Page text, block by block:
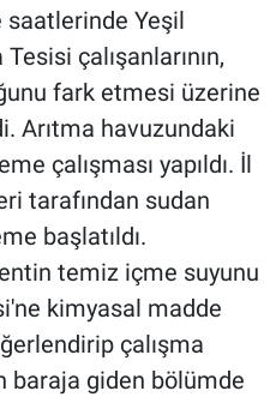
saatlerinde Yeşil
çalışanlarının,
fark etmesi üzerine
Arıtma havuzundaki
çalışması yapıldı. İl
tarafından sudan
başlatıldı.
temiz içme suyunu
kimyasal madde
çalışma
baraja giden bölümde